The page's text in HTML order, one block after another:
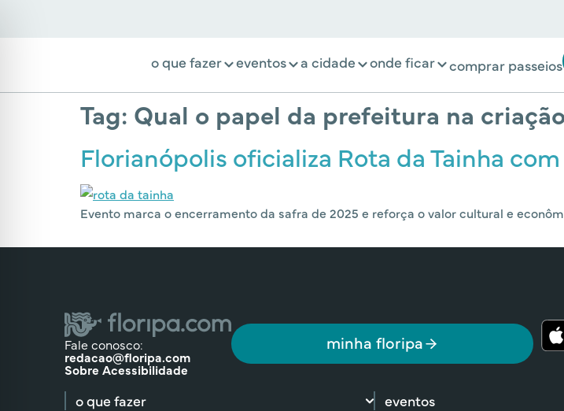
o que fazer eventos a cidade onde ficar comprar passeios
Tag: Qual o papel da prefeitura na
Florianópolis oficializa Rota da Tainha
Evento marca o encerramento da safra de 2025 e reforça o valor cultural e
Fale conosco:
redacao@floripa.com
Sobre Acessibilidade
minha floripa
o que fazer eventos